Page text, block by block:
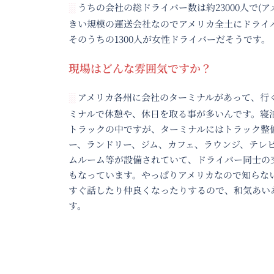
うちの会社の総ドライバー数は約23000人で(アメリカで1番大
きい規模の運送会社なのでアメリカ全土にドライバーがいます)
そのうちの1300人が女性ドライバーだそうです。
現場はどんな雰囲気ですか？
アメリカ各州に会社のターミナルがあって、行く先々でター
ミナルで休憩や、休日を取る事が多いんです。寝泊まりは当然
トラックの中ですが、ターミナルにはトラック整備場、シャワ
ー、ランドリー、ジム、カフェ、ラウンジ、テレビルーム、ゲー
ムルーム等が設備されていて、ドライバー同士の交流の場所に
もなっています。やっぱりアメリカなので知らない人同士でも
すぐ話したり仲良くなったりするので、和気あいあいな感じで